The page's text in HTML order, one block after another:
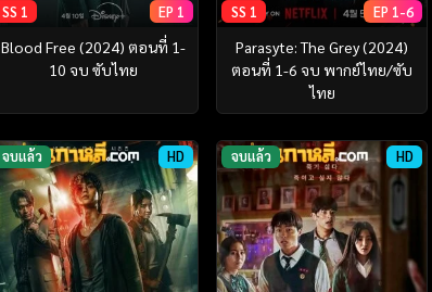
SS 1 EP 1
Blood Free (2024) ตอนที่ 1-
10 จบ ซับไทย
SS 1 EP 1-6
Parasyte: The Grey (2024)
ตอนที่ 1-6 จบ พากย์ไทย/ซับ
ไทย
จบแล้ว HD จบแล้ว HD